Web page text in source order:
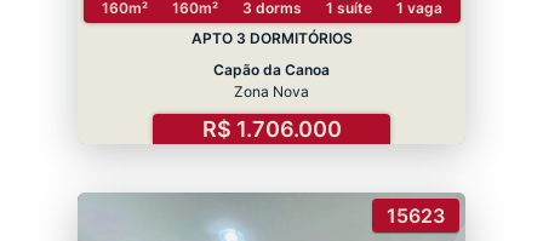
160m² 160m² 3 dorms 1 suíte
1 vaga
APTO 3 DORMITÓRIOS
Capão da Canoa
Zona Nova
R$ 1.706.000
15623